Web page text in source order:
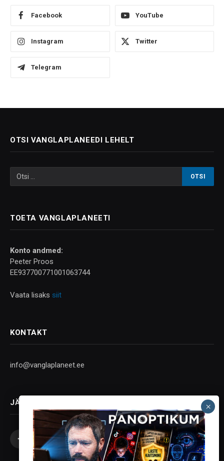
Facebook YouTube
Instagram Twitter
Telegram
OTSI VANGLAPLANEEDI LEHELT
TOETA VANGLAPLANEETI
Konto andmed:
Peeter Proos
EE937700771001063744
Vaata lisaks siit
KONTAKT
info@vanglaplaneet.ee
JÄLGI SOTSIAALMEEDIAS
Facebook
X
(Twitter)
InstagramYouTubeTelegram